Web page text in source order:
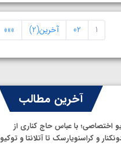
1
02 آخرین(2) »»»
آخرین مطالب
اختصاصی؛ با عباس حاج کناری از
و کراسنویارسک تا آتلانتا و توکیو